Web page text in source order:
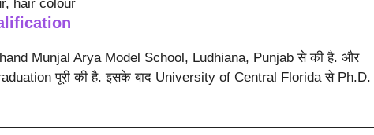
hair colour
Munjal Arya Model School, Ludhiana, Punjab से की है. और
पूरी की है. इसके बाद University of Central Florida से Ph.D.